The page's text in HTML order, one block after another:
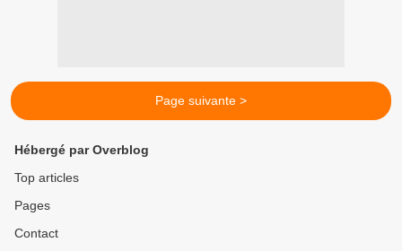
Page suivante >
Hébergé par Overblog
Top articles
Pages
Contact